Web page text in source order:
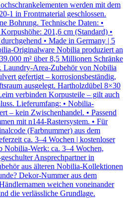
werden mit dem
1 in Frontmaterial geschlossen.
Bohrung. Technische Daten: •
201,6 cm (Standard) •
• Made in Germany | 5
Originalware Nobilia produziert an
m² über 8,5 Millionen Schränke
Laundry-Area-Zubehör von Nobilia
gefertigt – korrosionsbeständig,
ausgelegt. Hartholzdübel 8×30
verbinden Korpusteile – gilt auch
Lieferumfang: • Nobilia-
– kein Zwischenhandel. • Passend
mit n144-Rastersystem. • Für
(Farbnummer) aus dem
ca. 3–4 Wochen | kostenloser
Nobilia-Werk: ca. 3–4 Wochen,
Ansprechpartner in
aus älteren Nobilia-Kollektionen
Dekor-Nummer aus dem
weichen voneinander
die verlässliche Grundlage.